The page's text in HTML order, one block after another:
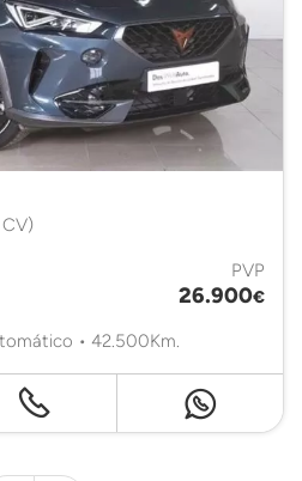
CV)
PVP
26.900€
• 42.500Km.